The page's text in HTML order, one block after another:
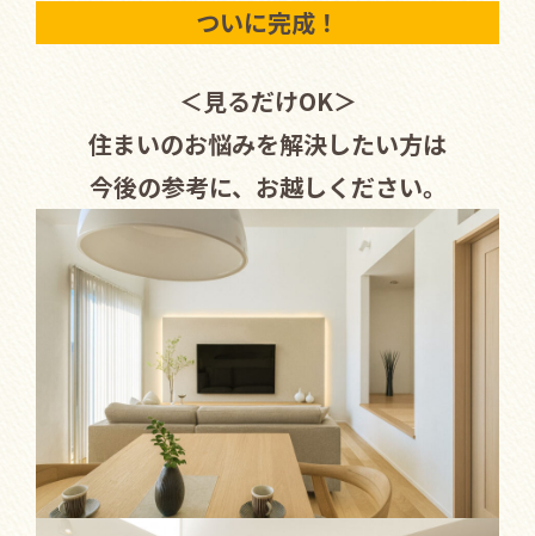
ついに完成！
＜見るだけOK＞
住まいのお悩みを解決したい方は
今後の参考に、お越しください。